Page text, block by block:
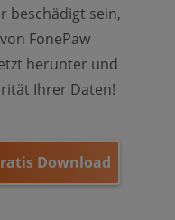
beschädigt sein,
FonePaw
herunter und
Ihrer Daten!
Download